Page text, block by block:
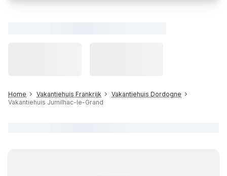
Home Vakantiehuis Frankrijk
Vakantiehuis Dordogne
Vakantiehuis Jumilhac-le-Grand